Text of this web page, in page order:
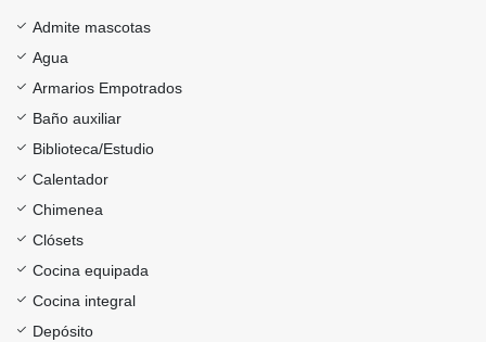
Admite mascotas
Agua
Armarios Empotrados
Baño auxiliar
Biblioteca/Estudio
Calentador
Chimenea
Clósets
Cocina equipada
Cocina integral
Depósito